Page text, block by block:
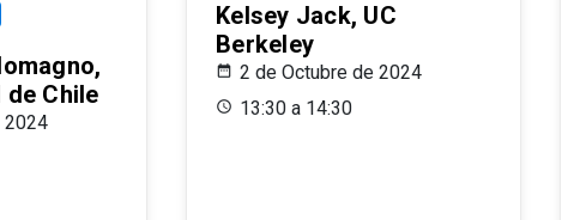
de Chile
2024
Kelsey Jack, UC
Berkeley
2 de Octubre de 2024
13:30 a 14:30